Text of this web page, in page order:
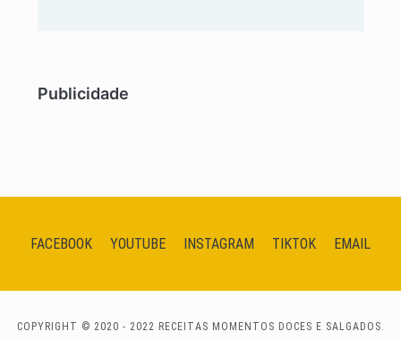
Publicidade
FACEBOOK YOUTUBE INSTAGRAM TIKTOK EMAIL
COPYRIGHT © 2020 - 2022 RECEITAS MOMENTOS DOCES E SALGADOS.